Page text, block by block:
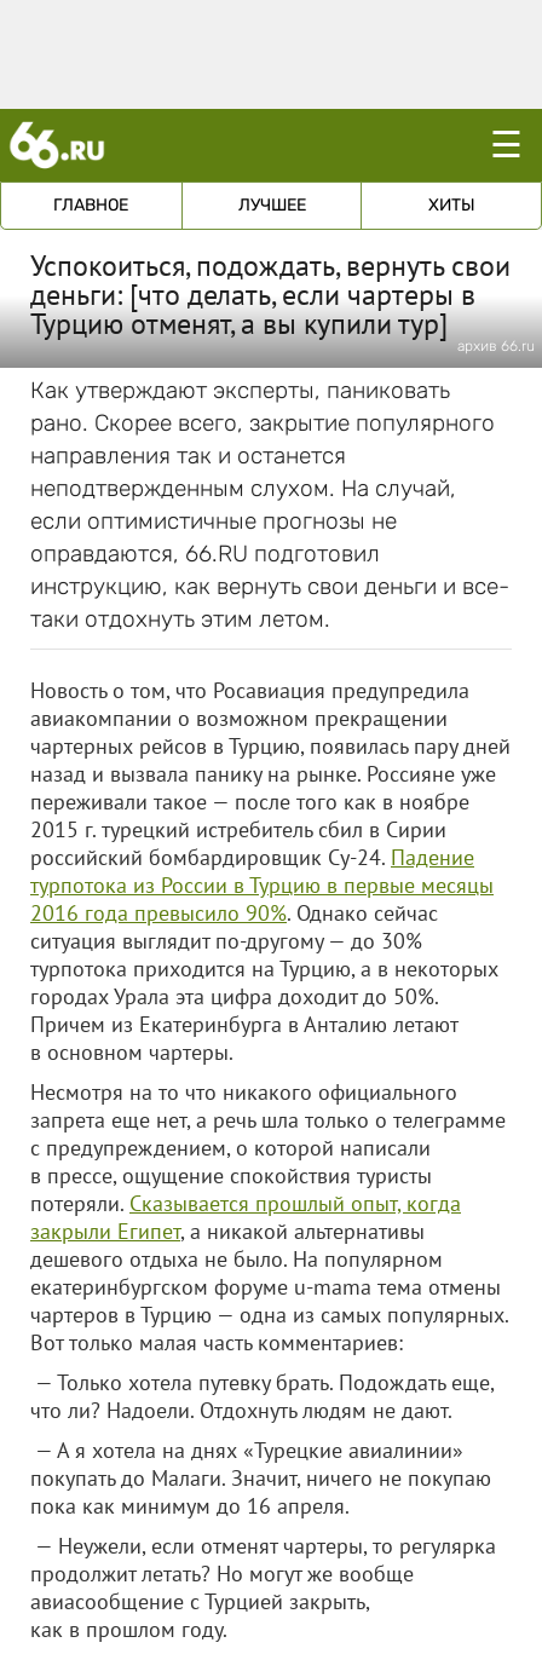
☰
ГЛАВНОЕ ЛУЧШЕЕ ХИТЫ
Успокоиться, подождать, вернуть свои
деньги: [что делать, если чартеры в
Турцию отменят, а вы купили тур]
архив 66.ru
Как утверждают эксперты, паниковать
рано. Скорее всего, закрытие популярного
направления так и останется
неподтвержденным слухом. На случай,
если оптимистичные прогнозы не
оправдаются, 66.RU подготовил
инструкцию, как вернуть свои деньги и все-
таки отдохнуть этим летом.
Новость о том, что Росавиация предупредила
авиакомпании о возможном прекращении
чартерных рейсов в Турцию, появилась пару дней
назад и вызвала панику на рынке. Россияне уже
переживали такое — после того как в ноябре
2015 г. турецкий истребитель сбил в Сирии
российский бомбардировщик Су-24. Падение
турпотока из России в Турцию в первые месяцы
2016 года превысило 90%. Однако сейчас
ситуация выглядит по-другому — до 30%
турпотока приходится на Турцию, а в некоторых
городах Урала эта цифра доходит до 50%.
Причем из Екатеринбурга в Анталию летают
в основном чартеры.
Несмотря на то что никакого официального
запрета еще нет, а речь шла только о телеграмме
с предупреждением, о которой написали
в прессе, ощущение спокойствия туристы
потеряли. Сказывается прошлый опыт, когда
закрыли Египет, а никакой альтернативы
дешевого отдыха не было. На популярном
екатеринбургском форуме u-mama тема отмены
чартеров в Турцию — одна из самых популярных.
Вот только малая часть комментариев:
— Только хотела путевку брать. Подождать еще,
что ли? Надоели. Отдохнуть людям не дают.
— А я хотела на днях «Турецкие авиалинии»
покупать до Малаги. Значит, ничего не покупаю
пока как минимум до 16 апреля.
— Неужели, если отменят чартеры, то регулярка
продолжит летать? Но могут же вообще
авиасообщение с Турцией закрыть,
как в прошлом году.